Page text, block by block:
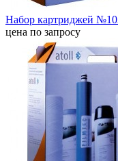
Набор картриджей
цена по запросу